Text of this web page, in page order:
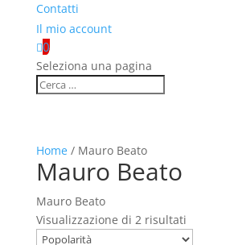
Contatti
Il mio account
0
Seleziona una pagina
Home/ Mauro Beato
Mauro Beato
Mauro Beato
Visualizzazione di 2 risultatiPopolarità